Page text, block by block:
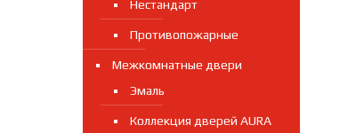
Нестандарт
Противопожарные
Межкомнатные двери
Эмаль
Коллекция дверей AURA